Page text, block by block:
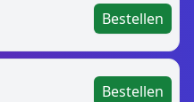
Bestellen
Bestellen